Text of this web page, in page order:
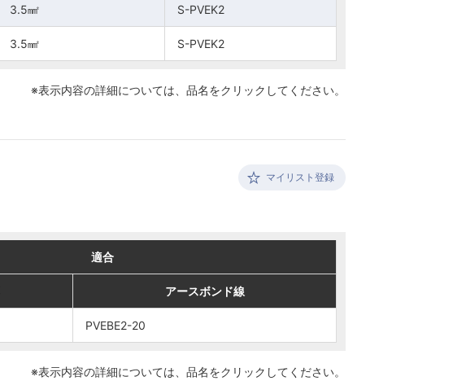
3.5㎟ S-PVEK2
3.5㎟ S-PVEK2
3.5㎟ S-PVEK2
3.5㎟ S-PVEK2
※表示内容の詳細については、 品名をクリックしてください。
マイリスト登録
適合
アースボンド線
PVEBE2-20
適合
アースボンド線
PVEBE2-20
※表示内容の詳細については、 品名をクリックしてください。